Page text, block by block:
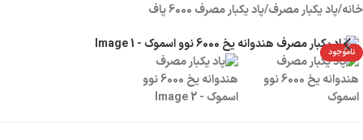
خانه/پاد یکبار مصرف/پاد یکبار مصرف 6000 پاف
ناموجود